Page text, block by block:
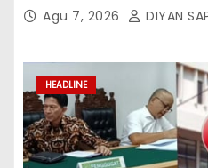
Tiktok Inginkan Kursi
Perwakilan Provinsi
Bertindak
Agu 7, 2026 DIYAN
HEADLINE